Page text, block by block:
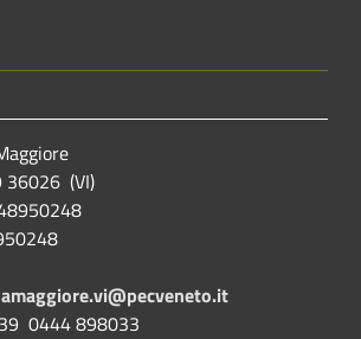
36026 (VI)
0444 898033